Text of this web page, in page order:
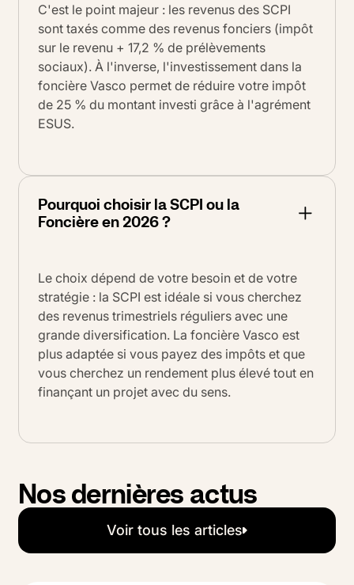
C'est le point majeur : les revenus des SCPI
sont taxés comme des revenus fonciers (impôt
sur le revenu + 17,2 % de prélèvements
sociaux). À l'inverse, l'investissement dans la
foncière Vasco permet de réduire votre impôt
de 25 % du montant investi grâce à l'agrément
ESUS.
Pourquoi choisir la SCPI ou la
Foncière en 2026 ?
Le choix dépend de votre besoin et de votre
stratégie : la SCPI est idéale si vous cherchez
des revenus trimestriels réguliers avec une
grande diversification. La foncière Vasco est
plus adaptée si vous payez des impôts et que
vous cherchez un rendement plus élevé tout en
finançant un projet avec du sens.
Nos dernières actus
Voir tous les articles